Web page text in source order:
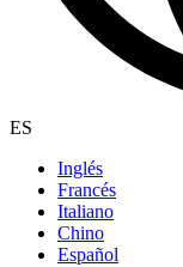
ES
Inglés
Francés
Italiano
Chino
Español